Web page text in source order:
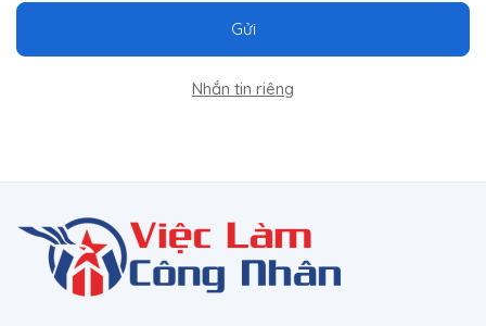
Gửi
Nhắn tin riêng